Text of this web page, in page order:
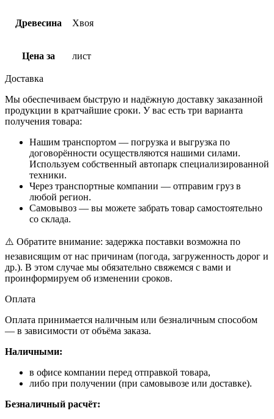
Древесина Хвоя
Цена за лист
Доставка
Мы обеспечиваем быструю и надёжную доставку заказанной
продукции в кратчайшие сроки. У вас есть три варианта
получения товара:
Нашим транспортом — погрузка и выгрузка по
договорённости осуществляются нашими силами.
Используем собственный автопарк специализированной
техники.
Через транспортные компании — отправим груз в
любой регион.
Самовывоз — вы можете забрать товар самостоятельно
со склада.
⚠️ Обратите внимание: задержка поставки возможна по
независящим от нас причинам (погода, загруженность дорог и
др.). В этом случае мы обязательно свяжемся с вами и
проинформируем об изменении сроков.
Оплата
Оплата принимается наличным или безналичным способом
— в зависимости от объёма заказа.
Наличными:
в офисе компании перед отправкой товара,
либо при получении (при самовывозе или доставке).
Безналичный расчёт: